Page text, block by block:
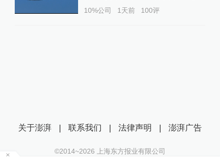
10%公司 1天前 100评
关于澎湃 | 联系我们 | 法律声明 | 澎湃广告
©2014~2026 上海东方报业有限公司